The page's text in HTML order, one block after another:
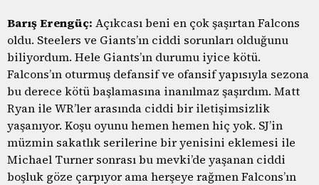
Barış Erengüç: Açıkcası beni en çok şaşırtan Falcons
oldu. Steelers ve Giants’ın ciddi sorunları olduğunu
biliyordum. Hele Giants’ın durumu iyice kötü.
Falcons’ın oturmuş defansif ve ofansif yapısıyla sezona
bu derece kötü başlamasına inanılmaz şaşırdım. Matt
Ryan ile WR’ler arasında ciddi bir iletişimsizlik
yaşanıyor. Koşu oyunu hemen hemen hiç yok. SJ’in
müzmin sakatlık serilerine bir yenisini eklemesi ile
Michael Turner sonrası bu mevki’de yaşanan ciddi
boşluk göze çarpıyor ama herşeye rağmen Falcons’ın